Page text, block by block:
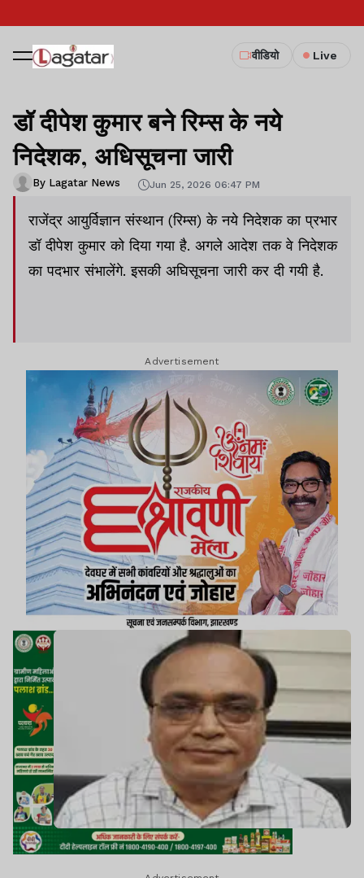
वीडियो Live
डॉ दीपेश कुमार बने रिम्स के नये
निदेशक, अधिसूचना जारी
By Lagatar News Jun 25, 2026 06:47 PM
राजेंद्र आयुर्विज्ञान संस्थान (रिम्स) के नये निदेशक का प्रभार
डॉ दीपेश कुमार को दिया गया है. अगले आदेश तक वे निदेशक
का पदभार संभालेंगे. इसकी अघिसूचना जारी कर दी गयी है.
Advertisement